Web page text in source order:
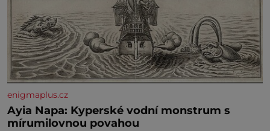
enigmaplus.cz
Ayia Napa: Kyperské vodní monstrum s
mírumilovnou povahou